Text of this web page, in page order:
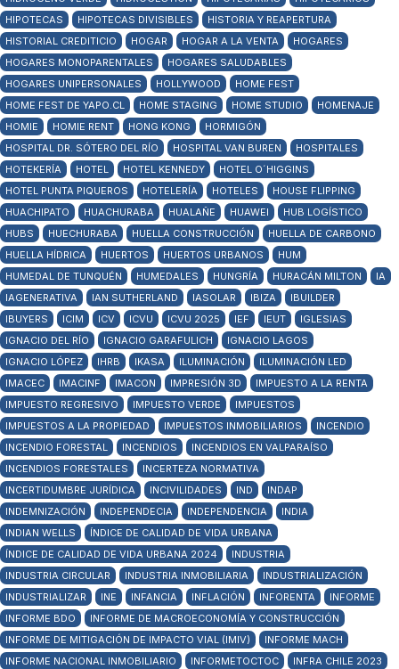
HIPOTECAS
HIPOTECAS DIVISIBLES
HISTORIA Y REAPERTURA
HISTORIAL CREDITICIO
HOGAR HOGAR A LA VENTA
HOGARES
HOGARES MONOPARENTALES
HOGARES SALUDABLES
HOGARES UNIPERSONALES
HOLLYWOOD
HOME FEST
HOME FEST DE YAPO.CL
HOME STAGING HOME STUDIO
HOMENAJE
HOMIE
HOMIE RENT HONG KONG
HORMIGÓN
HOSPITAL DR. SÓTERO DEL RÍO
HOSPITAL VAN BUREN
HOSPITALES
HOTEKERÍA
HOTEL HOTEL KENNEDY
HOTEL O´HIGGINS
HOTEL PUNTA PIQUEROS
HOTELERÍA HOTELES
HOUSE FLIPPING
HUACHIPATO
HUACHURABA HUALAÑE HUAWEI
HUB LOGÍSTICO
HUBS
HUECHURABA HUELLA CONSTRUCCIÓN
HUELLA DE CARBONO
HUELLA HÍDRICA
HUERTOS HUERTOS URBANOS
HUM
HUMEDAL DE TUNQUÉN
HUMEDALES HUNGRÍA HURACÁN MILTON
IA
IAGENERATIVA
IAN SUTHERLAND IASOLAR IBIZA
IBUILDER
IBUYERS
ICIM ICV ICVU ICVU 2025 IEF IEUT
IGLESIAS
IGNACIO DEL RÍO
IGNACIO GARAFULICH
IGNACIO LAGOS
IGNACIO LÓPEZ
IHRB IKASA ILUMINACIÓN
ILUMINACIÓN LED
IMACEC
IMACINF IMACON IMPRESIÓN 3D
IMPUESTO A LA RENTA
IMPUESTO REGRESIVO
IMPUESTO VERDE
IMPUESTOS
IMPUESTOS A LA PROPIEDAD
IMPUESTOS INMOBILIARIOS
INCENDIO
INCENDIO FORESTAL
INCENDIOS
INCENDIOS EN VALPARAÍSO
INCENDIOS FORESTALES
INCERTEZA NORMATIVA
INCERTIDUMBRE JURÍDICA
INCIVILIDADES IND
INDAP
INDEMNIZACIÓN
INDEPENDECIA INDEPENDENCIA
INDIA
INDIAN WELLS
ÍNDICE DE CALIDAD DE VIDA URBANA
ÍNDICE DE CALIDAD DE VIDA URBANA 2024
INDUSTRIA
INDUSTRIA CIRCULAR
INDUSTRIA INMOBILIARIA
INDUSTRIALIZACIÓN
INDUSTRIALIZAR
INE INFANCIA INFLACIÓN INFORENTA
INFORME
INFORME BDO
INFORME DE MACROECONOMÍA Y CONSTRUCCIÓN
INFORME DE MITIGACIÓN DE IMPACTO VIAL (IMIV)
INFORME MACH
INFORME NACIONAL INMOBILIARIO
INFORMETOCTOC
INFRA CHILE 2023